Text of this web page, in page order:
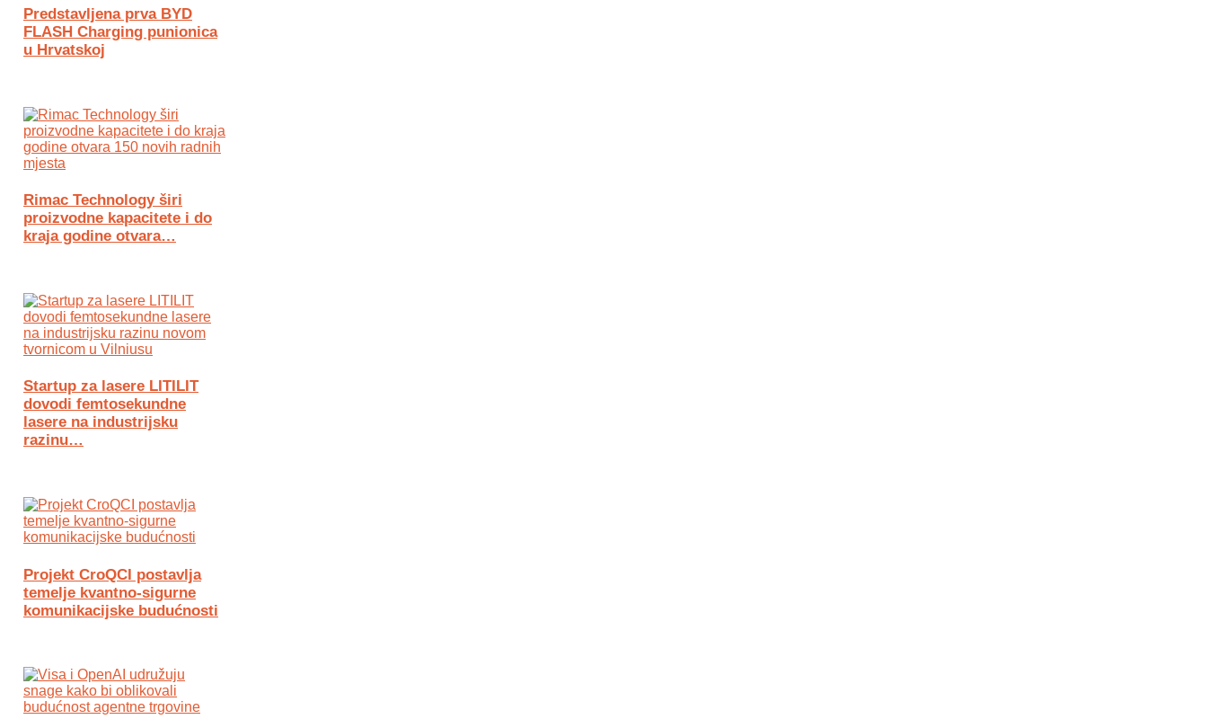
Predstavljena prva BYD
FLASH Charging punionica
u Hrvatskoj
Rimac Technology širi
proizvodne kapacitete i do
kraja godine otvara…
Startup za lasere LITILIT
dovodi femtosekundne
lasere na industrijsku
razinu…
Projekt CroQCI postavlja
temelje kvantno-sigurne
komunikacijske budućnosti